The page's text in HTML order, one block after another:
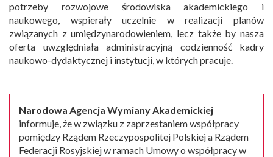
potrzeby rozwojowe środowiska akademickiego i
naukowego, wspierały uczelnie w realizacji planów
związanych z umiędzynarodowieniem, lecz także by nasza
oferta uwzględniała administracyjną codzienność kadry
naukowo-dydaktycznej i instytucji, w których pracuje.
Narodowa Agencja Wymiany Akademickiej
informuje, że w związku z zaprzestaniem współpracy
pomiędzy Rządem Rzeczypospolitej Polskiej a Rządem
Federacji Rosyjskiej w ramach Umowy o współpracy w